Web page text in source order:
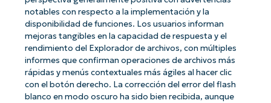
notables con respecto a la implementación y la
disponibilidad de funciones. Los usuarios informan
mejoras tangibles en la capacidad de respuesta y el
rendimiento del Explorador de archivos, con múltiples
informes que confirman operaciones de archivos más
rápidas y menús contextuales más ágiles al hacer clic
con el botón derecho. La corrección del error del flash
blanco en modo oscuro ha sido bien recibida, aunque